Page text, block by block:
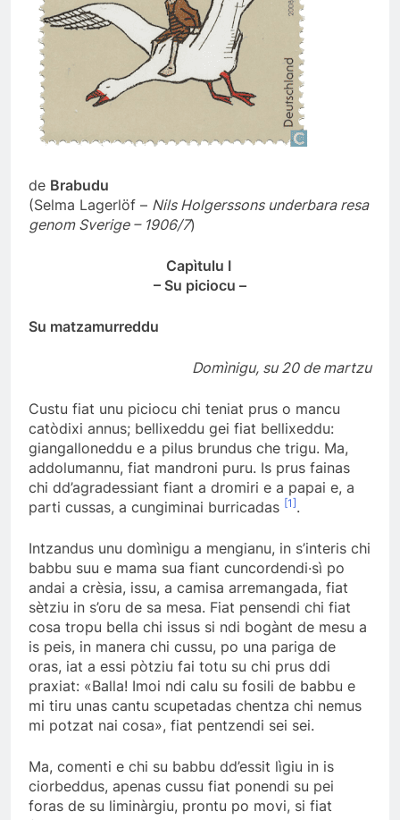
de Brabudu
(Selma Lagerlöf – Nils Holgerssons underbara resa
genom Sverige – 1906/7)
Capìtulu I
– Su piciocu –
Su matzamurreddu
Domìnigu, su 20 de martzu
Custu fiat unu piciocu chi teniat prus o mancu
catòdixi annus; bellixeddu gei fiat bellixeddu:
giangalloneddu e a pilus brundus che trigu. Ma,
addolumannu, fiat mandroni puru. Is prus fainas
chi dd’agradessiant fiant a dromiri e a papai e, a
parti cussas, a cungiminai burricadas [1] .
Intzandus unu domìnigu a mengianu, in s’interis chi
babbu suu e mama sua fiant cuncordendi·sì po
andai a crèsia, issu, a camisa arremangada, fiat
sètziu in s’oru de sa mesa. Fiat pensendi chi fiat
cosa tropu bella chi issus si ndi bogànt de mesu a
is peis, in manera chi cussu, po una pariga de
oras, iat a essi pòtziu fai totu su chi prus ddi
praxiat: «Balla! Imoi ndi calu su fosili de babbu e
mi tiru unas cantu scupetadas chentza chi nemus
mi potzat nai cosa», fiat pentzendi sei sei.
Ma, comenti e chi su babbu dd’essit lìgiu in is
ciorbeddus, apenas cussu fiat ponendi su pei
foras de su liminàrgiu, prontu po movi, si fiat